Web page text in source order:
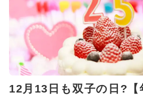
12月13日も双子の日?【